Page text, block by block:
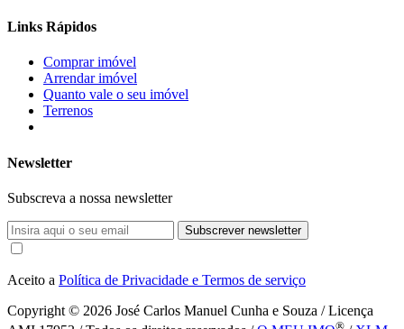
Links Rápidos
Comprar imóvel
Arrendar imóvel
Quanto vale o seu imóvel
Terrenos
Newsletter
Subscreva a nossa newsletter
Subscrever newsletter
Aceito a Política de Privacidade e Termos de serviço
Copyright © 2026 José Carlos Manuel Cunha e Souza / Licença
®